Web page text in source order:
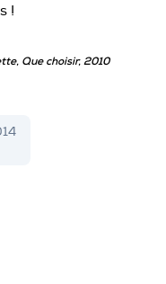
!
Que choisir, 2010